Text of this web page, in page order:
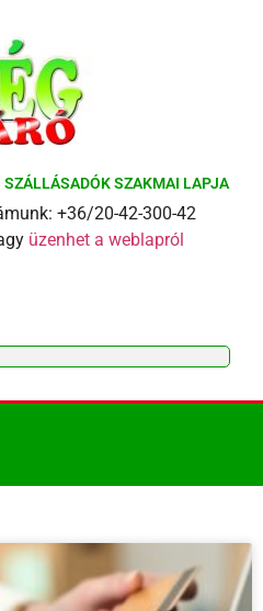
SZÁLLÁSADÓK SZAKMAI LAPJA
+36/20-42-300-42
üzenhet a weblapról